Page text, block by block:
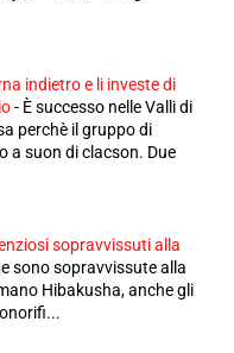
indietro e li investe di
- È successo nelle Valli di
perchè il gruppo di
a suon di clacson. Due
sopravvissuti alla
sono sopravvissute alla
Hibakusha, anche gli